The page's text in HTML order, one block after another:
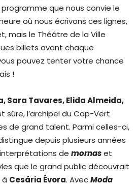
programme que nous convie le
où nous écrivons ces lignes,
mais le Théâtre de la Ville
billets avant chaque
pouvez tenter votre chance
!
Sara Tavares, Elida Almeida,
sûre, l’archipel du Cap-Vert
de grand talent. Parmi celles-ci,
depuis plusieurs années
de mornaset
que le grand public découvrait
à Cesária Évora. AvecModa